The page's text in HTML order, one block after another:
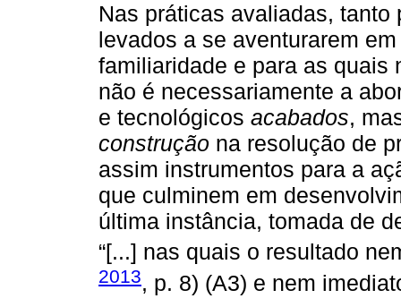
Nas práticas avaliadas,
levados a se aventurarem
familiaridade e para as quais
não é necessariamente a
e tecnológicos acabados,
construção na resolução de
assim instrumentos para a
que culminem em
última instância, tomada de
“[...] nas quais o resultado
2013, p. 8) (A3) e nem